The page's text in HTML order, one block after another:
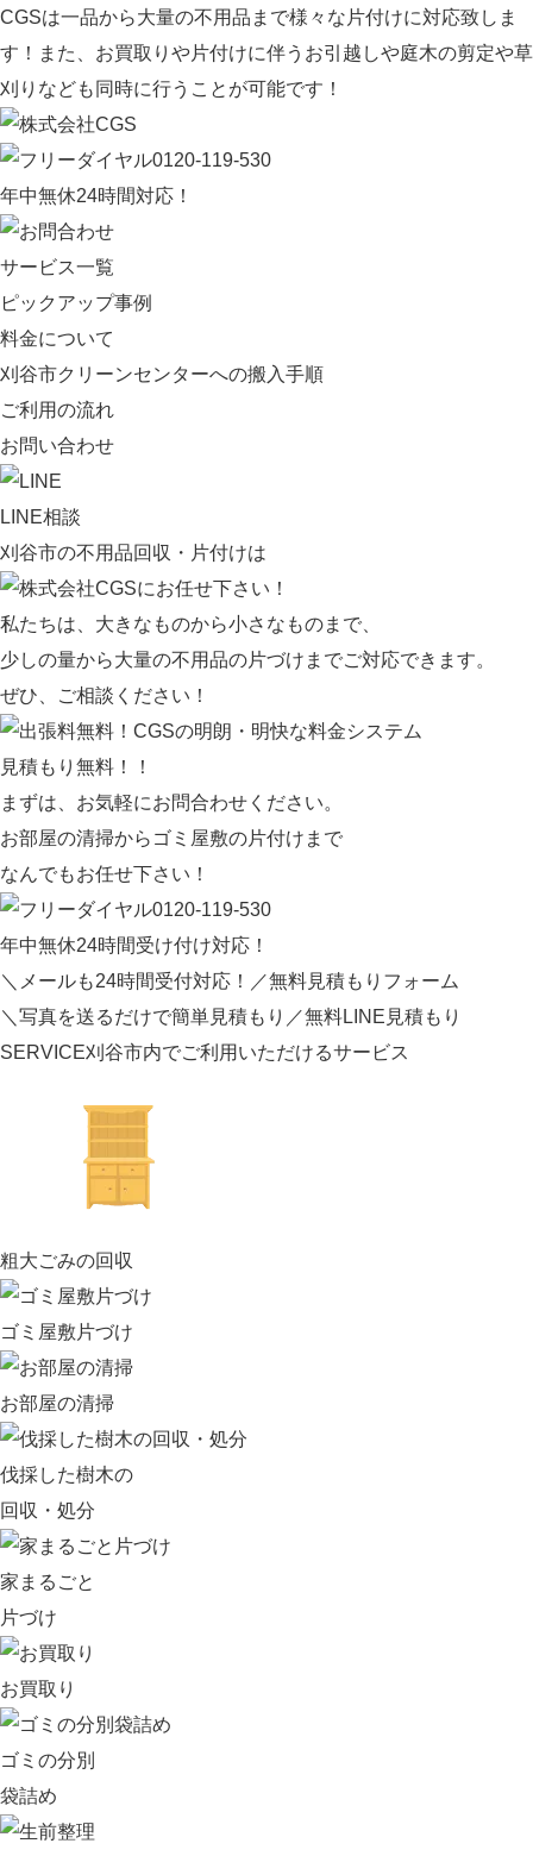
CGSは一品から大量の不用品まで様々な片付けに対応致しま
す！また、お買取りや片付けに伴うお引越しや庭木の剪定や草
刈りなども同時に行うことが可能です！
0120-119-530
年中無休24時間対応！
サービス一覧
ピックアップ事例
料金について
刈谷市クリーンセンターへの搬入手順
ご利用の流れ
お問い合わせ
LINE相談
刈谷市の不用品回収・片付けは
私たちは、大きなものから小さなものまで、
少しの量から大量の不用品の片づけまでご対応できます。
ぜひ、ご相談ください！
見積もり無料！！
まずは、お気軽にお問合わせください。
お部屋の清掃からゴミ屋敷の片付けまで
なんでもお任せ下さい！
0120-119-530
年中無休24時間受け付け対応！
＼メールも24時間受付対応！／無料見積もりフォーム
＼写真を送るだけで簡単見積もり／無料LINE見積もり
SERVICE刈谷市内でご利用いただけるサービス
粗大ごみの回収
ゴミ屋敷片づけ
お部屋の清掃
伐採した樹木の
回収・処分
家まるごと
片づけ
お買取り
ゴミの分別
袋詰め